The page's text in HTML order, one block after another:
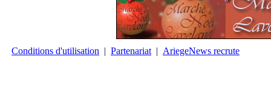
Conditions d'utilisation | Partenariat | AriegeNews recrute